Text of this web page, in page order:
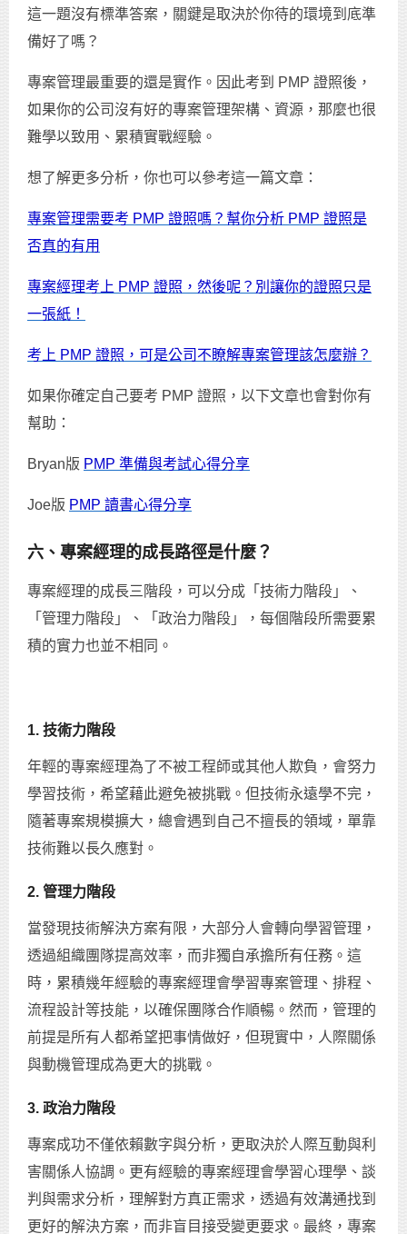
這一題沒有標準答案，關鍵是取決於你待的環境到底準
備好了嗎？
專案管理最重要的還是實作。因此考到 PMP 證照後，
如果你的公司沒有好的專案管理架構、資源，那麼也很
難學以致用、累積實戰經驗。
想了解更多分析，你也可以參考這一篇文章：
專案管理需要考 PMP 證照嗎？幫你分析 PMP 證照是
否真的有用
專案經理考上 PMP 證照，然後呢？別讓你的證照只是
一張紙！
考上 PMP 證照，可是公司不瞭解專案管理該怎麼辦？
如果你確定自己要考 PMP 證照，以下文章也會對你有
幫助：
Bryan版 PMP 準備與考試心得分享
Joe版 PMP 讀書心得分享
六、專案經理的成長路徑是什麼？
專案經理的成長三階段，可以分成「技術力階段」、
「管理力階段」、「政治力階段」，每個階段所需要累
積的實力也並不相同。
1. 技術力階段
年輕的專案經理為了不被工程師或其他人欺負，會努力
學習技術，希望藉此避免被挑戰。但技術永遠學不完，
隨著專案規模擴大，總會遇到自己不擅長的領域，單靠
技術難以長久應對。
2. 管理力階段
當發現技術解決方案有限，大部分人會轉向學習管理，
透過組織團隊提高效率，而非獨自承擔所有任務。這
時，累積幾年經驗的專案經理會學習專案管理、排程、
流程設計等技能，以確保團隊合作順暢。然而，管理的
前提是所有人都希望把事情做好，但現實中，人際關係
與動機管理成為更大的挑戰。
3. 政治力階段
專案成功不僅依賴數字與分析，更取決於人際互動與利
害關係人協調。更有經驗的專案經理會學習心理學、談
判與需求分析，理解對方真正需求，透過有效溝通找到
更好的解決方案，而非盲目接受變更要求。最終，專案